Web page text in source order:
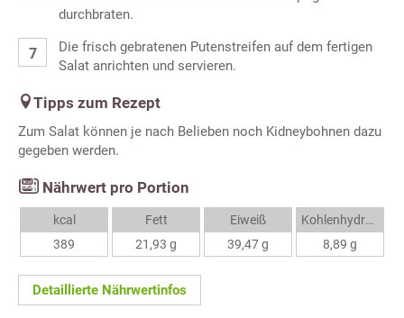
durchbraten.
Die frisch gebratenen Putenstreifen auf dem fertigen
Salat anrichten und servieren.
Tipps zum Rezept
Zum Salat können je nach Belieben noch Kidneybohnen dazu
gegeben werden.
Nährwert pro Portion
kcal
389
Fett
21,93 g
Eiweiß
39,47 g
Kohlenhydrate
8,89 g
Detaillierte Nährwertinfos